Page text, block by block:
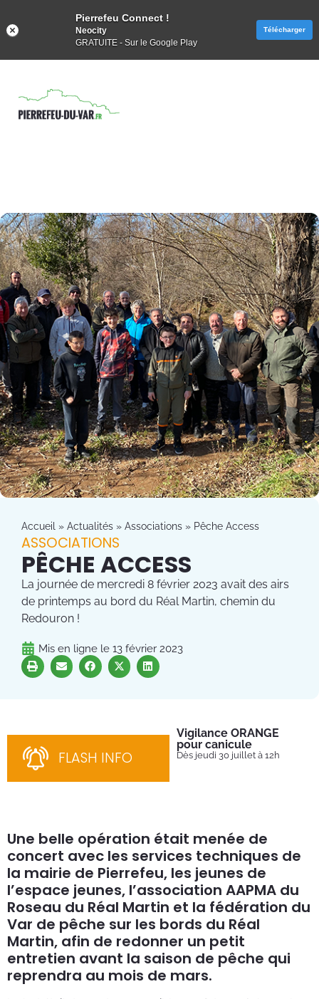
Accueil » Actualités » Associations » Pêche Access
ASSOCIATIONS
PÊCHE ACCESS
La journée de mercredi 8 février 2023 avait des airs
de printemps au bord du Réal Martin, chemin du
Redouron !
Mis en ligne le 13 février 2023
FLASH INFO
Vigilance ORANGE
pour canicule
Dès jeudi 30 juillet à 12h
Une belle opération était menée de
concert avec les services techniques de
la mairie de Pierrefeu, les jeunes de
l’espace jeunes, l’association AAPMA du
Roseau du Réal Martin et la fédération du
Var de pêche sur les bords du Réal
Martin, afin de redonner un petit
entretien avant la saison de pêche qui
reprendra au mois de mars.
Pierrefeu Connect !
Neocity
GRATUITE - Sur le Google Play
Télécharger